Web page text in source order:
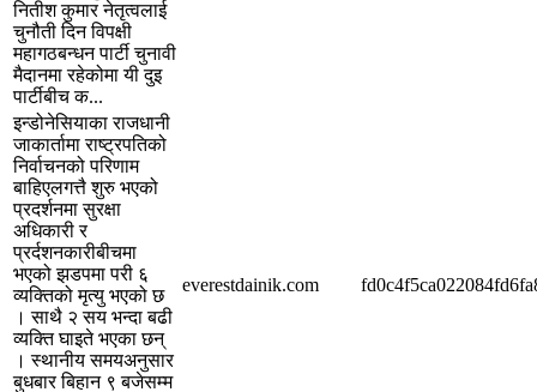
नितीश कुमार नेतृत्वलाई
चुनौती दिन विपक्षी
महागठबन्धन पार्टी चुनावी
मैदानमा रहेकोमा यी दुइ
पार्टीबीच क...
इन्डोनेसियाका राजधानी
जाकार्तामा राष्ट्रपतिको
निर्वाचनको परिणाम
बाहिएलगत्तै शुरु भएको
प्रदर्शनमा सुरक्षा
अधिकारी र
प्रर्दशनकारीबीचमा
भएको झडपमा परी ६
व्यक्तिको मृत्यु भएको छ
। साथै २ सय भन्दा बढी
व्यक्ति घाइते भएका छन्
। स्थानीय समयअनुसार
बुधबार बिहान ९ बजेसम्म
everestdainik.com